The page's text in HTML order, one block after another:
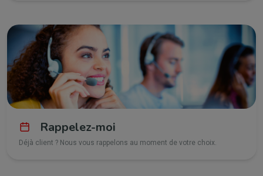
Rappelez-moi
Déjà client ? Nous vous rappelons au moment de votre choix.